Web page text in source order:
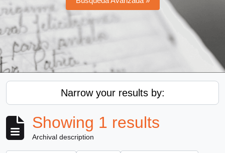
Narrow your results by:
Showing 1 results
Archival description